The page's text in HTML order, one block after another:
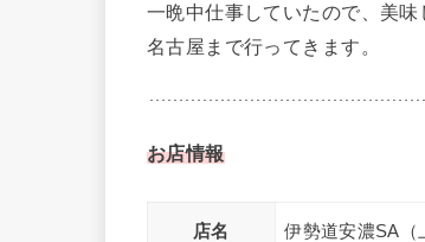
一晩中仕事していたので、美
名古屋まで行ってきます。
お店情報
店名 伊勢道安濃SA（